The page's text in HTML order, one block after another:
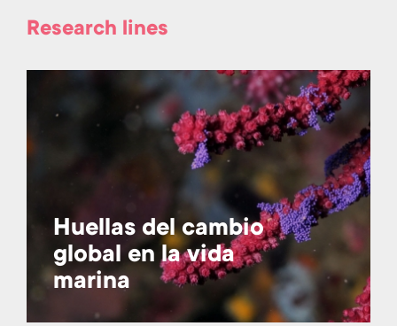
Research lines
Huellas del cambio
global en la vida
marina